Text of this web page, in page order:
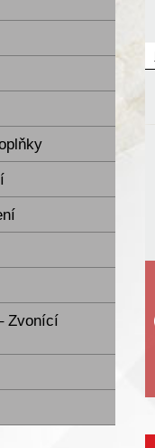
Zvonící